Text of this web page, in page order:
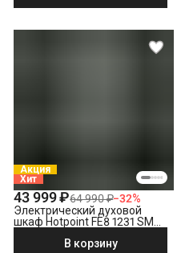
Акция
Хит
43 999 ₽64 990 ₽−32%
Электрический духовой
шкаф Hotpoint FE8 1231 SMP
В корзину